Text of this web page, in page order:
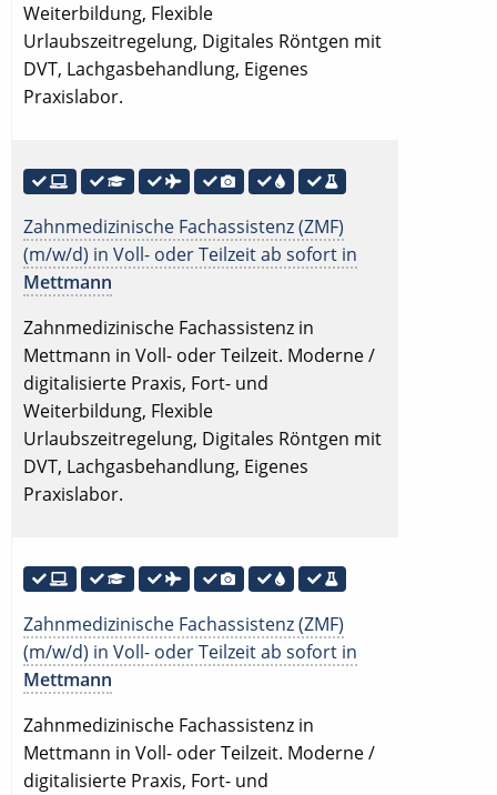
Weiterbildung, Flexible
Urlaubszeitregelung, Digitales Röntgen mit
DVT, Lachgasbehandlung, Eigenes
Praxislabor.
Zahnmedizinische Fachassistenz (ZMF)
(m/w/d) in Voll- oder Teilzeit ab sofort in
Mettmann
Zahnmedizinische Fachassistenz in
Mettmann in Voll- oder Teilzeit. Moderne /
digitalisierte Praxis, Fort- und
Weiterbildung, Flexible
Urlaubszeitregelung, Digitales Röntgen mit
DVT, Lachgasbehandlung, Eigenes
Praxislabor.
Zahnmedizinische Fachassistenz (ZMF)
(m/w/d) in Voll- oder Teilzeit ab sofort in
Mettmann
Zahnmedizinische Fachassistenz in
Mettmann in Voll- oder Teilzeit. Moderne /
digitalisierte Praxis, Fort- und